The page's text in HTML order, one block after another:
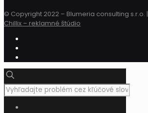
© Copyright 2022 – Blumeria consulting s.r.o. |
Chillix – reklamné štúdio